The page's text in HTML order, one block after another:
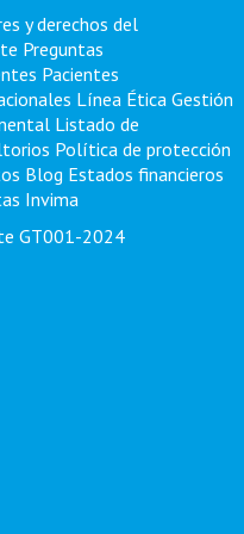
y derechos del
Preguntas
Pacientes
Línea Ética Gestión
Listado de
Política de protección
Blog Estados financieros
Invima
GT001-2024